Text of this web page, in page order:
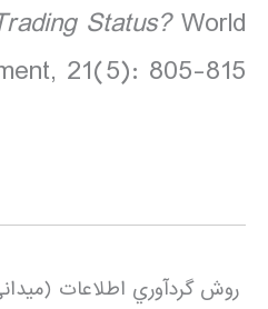
Status?World
21(5): 805-815.
روش گردآوري اطلاعات